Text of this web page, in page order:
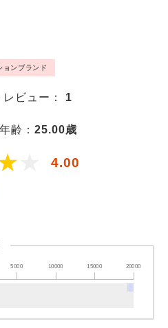
ョンブランド
レビュー： 1
齢：25.00歳
4.00
5000 10000 15000 20000